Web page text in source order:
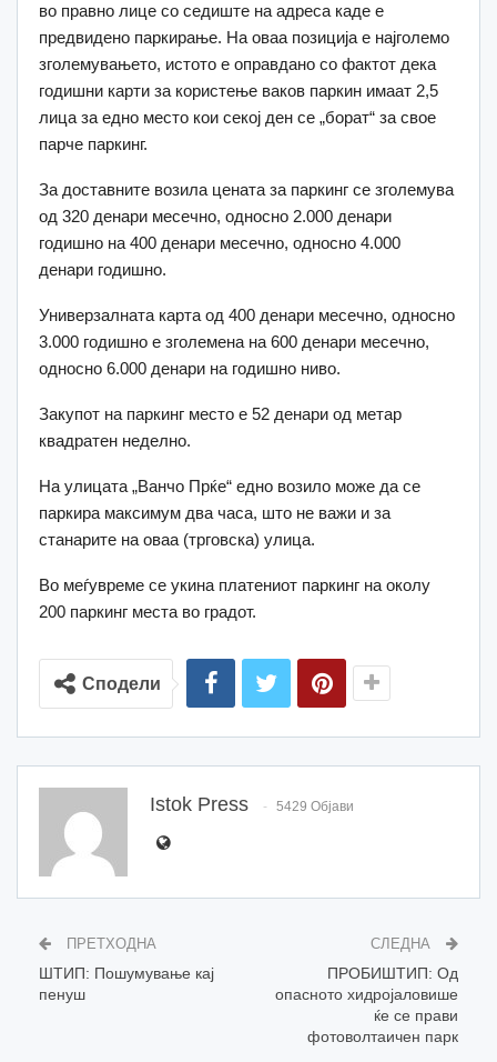
во правно лице со седиште на адреса каде е
предвидено паркирање. На оваа позиција е најголемо
зголемувањето, истото е оправдано со фактот дека
годишни карти за користење ваков паркин имаат 2,5
лица за едно место кои секој ден се „борат“ за свое
парче паркинг.
За доставните возила цената за паркинг се зголемува
од 320 денари месечно, односно 2.000 денари
годишно на 400 денари месечно, односно 4.000
денари годишно.
Универзалната карта од 400 денари месечно, односно
3.000 годишно е зголемена на 600 денари месечно,
односно 6.000 денари на годишно ниво.
Закупот на паркинг место е 52 денари од метар
квадратен неделно.
На улицата „Ванчо Прќе“ едно возило може да се
паркира максимум два часа, што не важи и за
станарите на оваа (трговска) улица.
Во меѓувреме се укина платениот паркинг на околу
200 паркинг места во градот.
Сподели
Istok Press 5429 Објави
ПРЕТХОДНА
ШТИП: Пошумување кај
пенуш
СЛЕДНА
ПРОБИШТИП: Од
опасното хидројаловише
ќе се прави
фотоволтаичен парк